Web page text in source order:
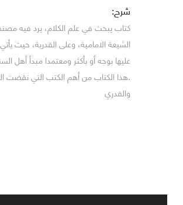
شرح:
كتاب يبحث في علم الكلام، يرد فيه
الشيعة الامامية، وعلى القدرية، حيث
عليها بوجه أو بأكثر ومعتمدا مبدأ أهل
.هذا الكتاب من أهم الكتب التي نقضت
والقدري